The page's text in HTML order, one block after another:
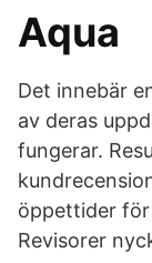
Aqua
Det innebär
av deras
fungerar.
öppettider
Revisorer